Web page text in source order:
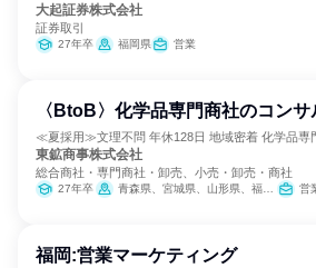
大起証券株式会社
証券取引
27年卒 福岡県 営業
〈BtoB〉化学品専門商社のコン
≪夏採用≫文理不問 年休128日 地域密着 化学品専
東鉱商事株式会社
総合商社・専門商社・卸売、小売・卸売・商社
27年卒 青森県、宮城県、山形県、福島県、茨城県、栃木県、群馬県、千葉県、東京都 営
福岡:営業マーケティング